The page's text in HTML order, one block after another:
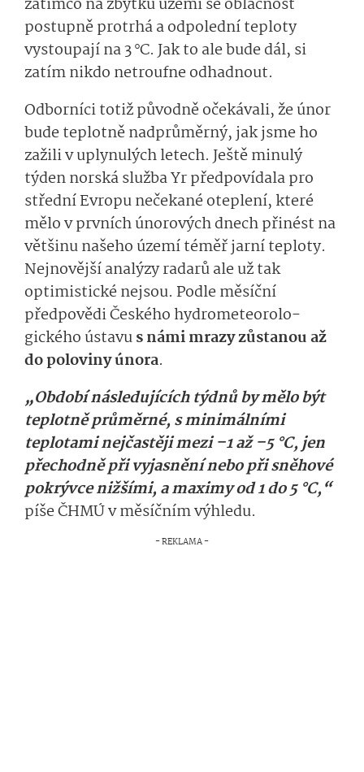
zatímco na zbytku území se oblačnost
postupně protrhá a odpolední teploty
vystoupají na 3 °C. Jak to ale bude dál, si
zatím nikdo netroufne odhadnout.
Odborníci totiž původně očekávali, že únor
bude teplotně nadprůměrný, jak jsme ho
zažili v uplynulých letech. Ještě minulý
týden norská služba Yr předpovídala pro
střední Evropu nečekané oteplení, které
mělo v prvních únorových dnech přinést na
většinu našeho území téměř jarní teploty.
Nejnovější analýzy radarů ale už tak
optimistické nejsou. Podle měsíční
předpovědi Českého hydrometeorolo­
gického ústavus námi mrazy zůstanou až
do poloviny února.
„Období následujících týdnů by mělo být
teplotně průměrné, s minimálními
teplotami nejčastěji mezi –1 až –5 °C, jen
přechodně při vyjasnění nebo při sněhové
pokrývce nižšími, a maximy od 1 do 5 °C,“
píše ČHMÚ v měsíčním výhledu.